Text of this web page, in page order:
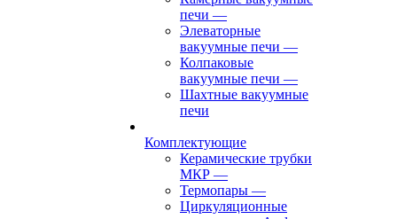
печи —
Элеваторные
вакуумные печи —
Колпаковые
вакуумные печи —
Шахтные вакуумные
печи
Комплектующие
Керамические трубки
МКР —
Термопары —
Циркуляционные